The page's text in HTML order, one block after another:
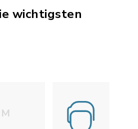
wichtigsten
M